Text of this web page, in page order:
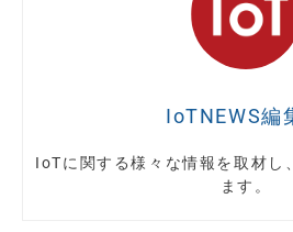
IoTNEWS編
IoTに関する様々な情報を取材し
ます。